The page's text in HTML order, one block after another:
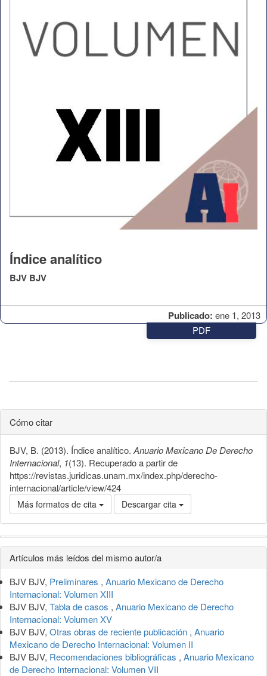
Publicado: ene 1, 2013
Índice analítico
BJV BJV
PDF
Cómo citar
BJV, B. (2013). Índice analítico. Anuario Mexicano De Derecho
Internacional, 1(13). Recuperado a partir de
https://revistas.juridicas.unam.mx/index.php/derecho-
internacional/article/view/424
Más formatos de cita Descargar cita
Detalles
del
artículo
Artículos más leídos del mismo autor/a
BJV BJV, Preliminares , Anuario Mexicano de Derecho
Internacional: Volumen XIII
BJV BJV, Tabla de casos , Anuario Mexicano de Derecho
Internacional: Volumen XV
BJV BJV, Otras obras de reciente publicación , Anuario
Mexicano de Derecho Internacional: Volumen II
BJV BJV, Recomendaciones bibliográficas , Anuario Mexicano
de Derecho Internacional: Volumen VII